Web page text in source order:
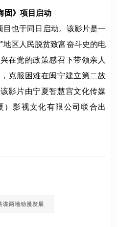
固》项目启动
也于同日启动。该影片是一
地区人民脱贫致富奋斗史的电
在党的政策感召下带领亲人
克服困难在闽宁建立第二故
影片由宁夏智慧宫文化传媒
影视文化有限公司联合出
谋两地动漫发展